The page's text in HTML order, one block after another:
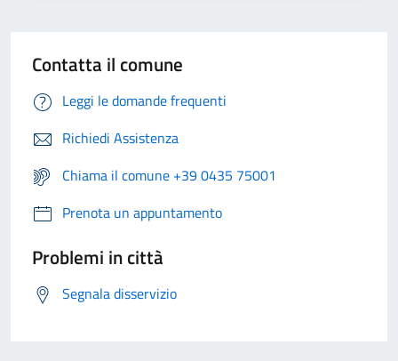
Contatta il comune
Leggi le domande frequenti
Richiedi Assistenza
Chiama il comune +39 0435 75001
Prenota un appuntamento
Problemi in città
Segnala disservizio